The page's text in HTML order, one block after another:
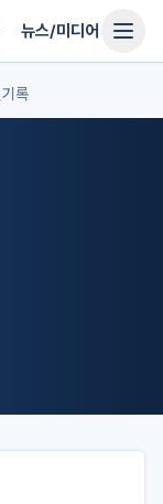
뉴스/미디어 지원
기록